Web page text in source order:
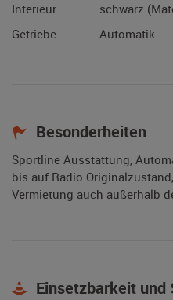
Interieur
schwarz
Getriebe
Automatik
Besonderheiten
Sportline Ausstattung,
bis auf Radio
Vermietung auch außerhalb
Einsetzbarkeit und